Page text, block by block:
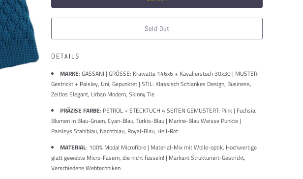
verfügbar
ist:
Sold Out
DETAILS
MARKE: GASSANI | GRÖSSE: Krawatte 146x6 + Kavalierstuch 30x30 | MUSTER:
Gestrickt + Paisley, Uni, Gepunktet | STIL: Klassisch Schlankes Design, Business,
Zeitlos Elegant, Urban Modern, Skinny Tie
PRÄZISE FARBE: PETROL + STECKTUCH 4 SEITEN GEMUSTERT: Pink | Fuchsia,
Blumen in Blau-Gruen, Cyan-Blau, Türkis-Blau | Marine-Blau Weisse Punkte |
Paisleys Stahlblau, Nachtblau, Royal-Blau, Hell-Rot
MATERIAL: 100% Modal Microfibre | Material-Mix mit Wolle-optik, Hochwertige
glatt gewebte Micro-Fasern, die nicht fusseln! | Markant Strukturiert-Gestrickt,
Verschiedene Webtechniken